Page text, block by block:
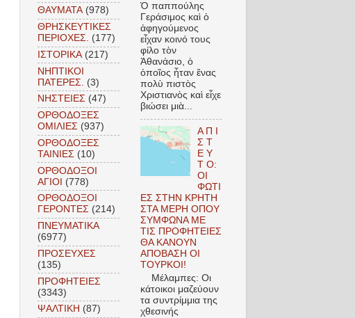
ΘΑΥΜΑΤΑ (978)
ΘΡΗΣΚΕΥΤΙΚΕΣ
ΠΕΡΙΟΧΕΣ. (177)
ΙΣΤΟΡΙΚΑ (217)
ΝΗΠΤΙΚΟΙ
ΠΑΤΕΡΕΣ.
(3)
ΝΗΣΤΕΙΕΣ (47)
ΟΡΘΟΔΟΞΕΣ
ΟΜΙΛΙΕΣ (937)
ΟΡΘΟΔΟΞΕΣ
ΤΑΙΝΙΕΣ (10)
ΟΡΘΟΔΟΞΟΙ
ΑΓΙΟΙ (778)
ΟΡΘΟΔΟΞΟΙ
ΓΕΡΟΝΤΕΣ (214)
ΠΝΕΥΜΑΤΙΚΑ
(6977)
ΠΡΟΣΕΥΧΕΣ
(135)
ΠΡΟΦΗΤΕΙΕΣ
(3343)
ΨΑΛΤΙΚΗ (87)
Ὁ παππούλης
Γεράσιμος καὶ ὁ
ἀφηγούμενος
εἶχαν κοινό τους
φίλο τὸν
Ἀθανάσιο, ὁ
ὁποῖος ἦταν ἕνας
πολὺ πιστὸς
Χριστιανὸς καὶ εἶχε
βιώσει μιὰ...
Α Π Ι
Σ Τ
Ε Υ
Τ Ο:
ΟΙ
ΦΩΤΙ
ΕΣ ΣΤΗΝ ΚΡΗΤΗ
ΣΤΑ ΜΕΡΗ ΟΠΟΥ
ΣΥΜΦΩΝΑ ΜΕ
ΤΙΣ ΠΡΟΦΗΤΕΙΕΣ
ΘΑ ΚΑΝΟΥΝ
ΑΠΟΒΑΣΗ ΟΙ
ΤΟΥΡΚΟΙ!
Μέλαμπες: Οι
κάτοικοι μαζεύουν
τα συντρίμμια της
χθεσινής